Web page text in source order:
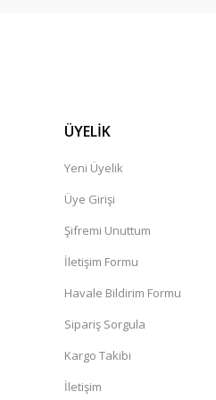
ÜYELİK
Yeni Üyelik
Üye Girişi
Şifremi Unuttum
İletişim Formu
Havale Bildirim Formu
Sipariş Sorgula
Kargo Takibi
İletişim